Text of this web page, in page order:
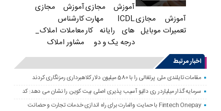
آموزش مجازی
تعمیرات موبایل
آموزش مجازی
ICDL مهارت
های رایانه کار
درجه یک و دو
آموزش مجازی
کارشناس
معاملات املاک_
مشاور املاک
اخبار مرتبط
مقامات تایلندی ملی پرتغالی را با 580 میلیون دلار کلاهبرداری رمزنگاری کردند
سرمایه گذار میلیاردر ری دالیو آسیب پذیری اصلی بیت کوین را نشان می دهد: کد
Fintech Onepay با حمایت والمارت برای راه اندازی خدمات تجارت و حضانت